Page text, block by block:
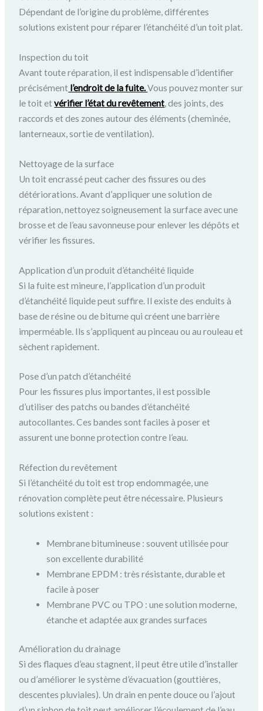
Dépendant de l’origine du problème, différentes
solutions existent pour réparer l’étanchéité d’un toit plat.
Inspection du toit
Avant toute réparation, il est indispensable d’identifier
précisément l’endroit de la fuite.Vous pouvez monter sur
le toit etvérifier l’état du revêtement, des joints, des
raccords et des zones autour des éléments (cheminée,
lanterneaux, sortie de ventilation).
Nettoyage de la surface
Un toit encrassé peut cacher des fissures ou des
détériorations. Avant d’appliquer une solution de
réparation, nettoyez soigneusement la surface avec une
brosse et de l’eau savonneuse pour enlever les dépôts et
vérifier les fissures.
Application d’un produit d’étanchéité liquide
Si la fuite est mineure, l’application d’un produit
d’étanchéité liquide peut suffire. Il existe des enduits à
base de résine ou de bitume qui créent une barrière
imperméable. Ils s’appliquent au pinceau ou au rouleau et
sèchent rapidement.
Pose d’un patch d’étanchéité
Pour les fissures plus importantes, il est possible
d’utiliser des patchs ou bandes d’étanchéité
autocollantes. Ces bandes sont faciles à poser et
assurent une bonne protection contre l’eau.
Réfection du revêtement
Si l’étanchéité du toit est trop endommagée, une
rénovation complète peut être nécessaire. Plusieurs
solutions existent :
Membrane bitumineuse : souvent utilisée pour
son excellente durabilité
Membrane EPDM : très résistante, durable et
facile à poser
Membrane PVC ou TPO : une solution moderne,
étanche et adaptée aux grandes surfaces
Amélioration du drainage
Si des flaques d’eau stagnent, il peut être utile d’installer
ou d’améliorer le système d’évacuation (gouttières,
descentes pluviales). Un drain en pente douce ou l’ajout